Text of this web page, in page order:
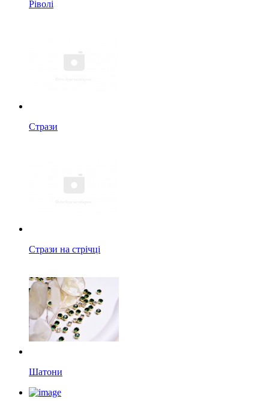
Ріволі
Стрази
Стрази на стрічці
Шатони